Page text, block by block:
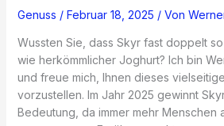
Genuss / Februar 18, 2025 / Von
Wussten Sie, dass Skyr fast doppelt
wie herkömmlicher Joghurt? Ich bin
und freue mich, Ihnen dieses
vorzustellen. Im Jahr 2025 gewinnt
Bedeutung, da immer mehr Menschen